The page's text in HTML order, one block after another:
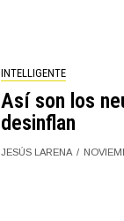
INTELLIGENTE
Así son los
desinflan
JESÚS LARENA